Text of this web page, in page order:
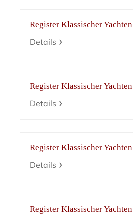
Register Klassischer Yachten
Details
Register Klassischer Yachten
Details
Register Klassischer Yachten
Details
Register Klassischer Yachten